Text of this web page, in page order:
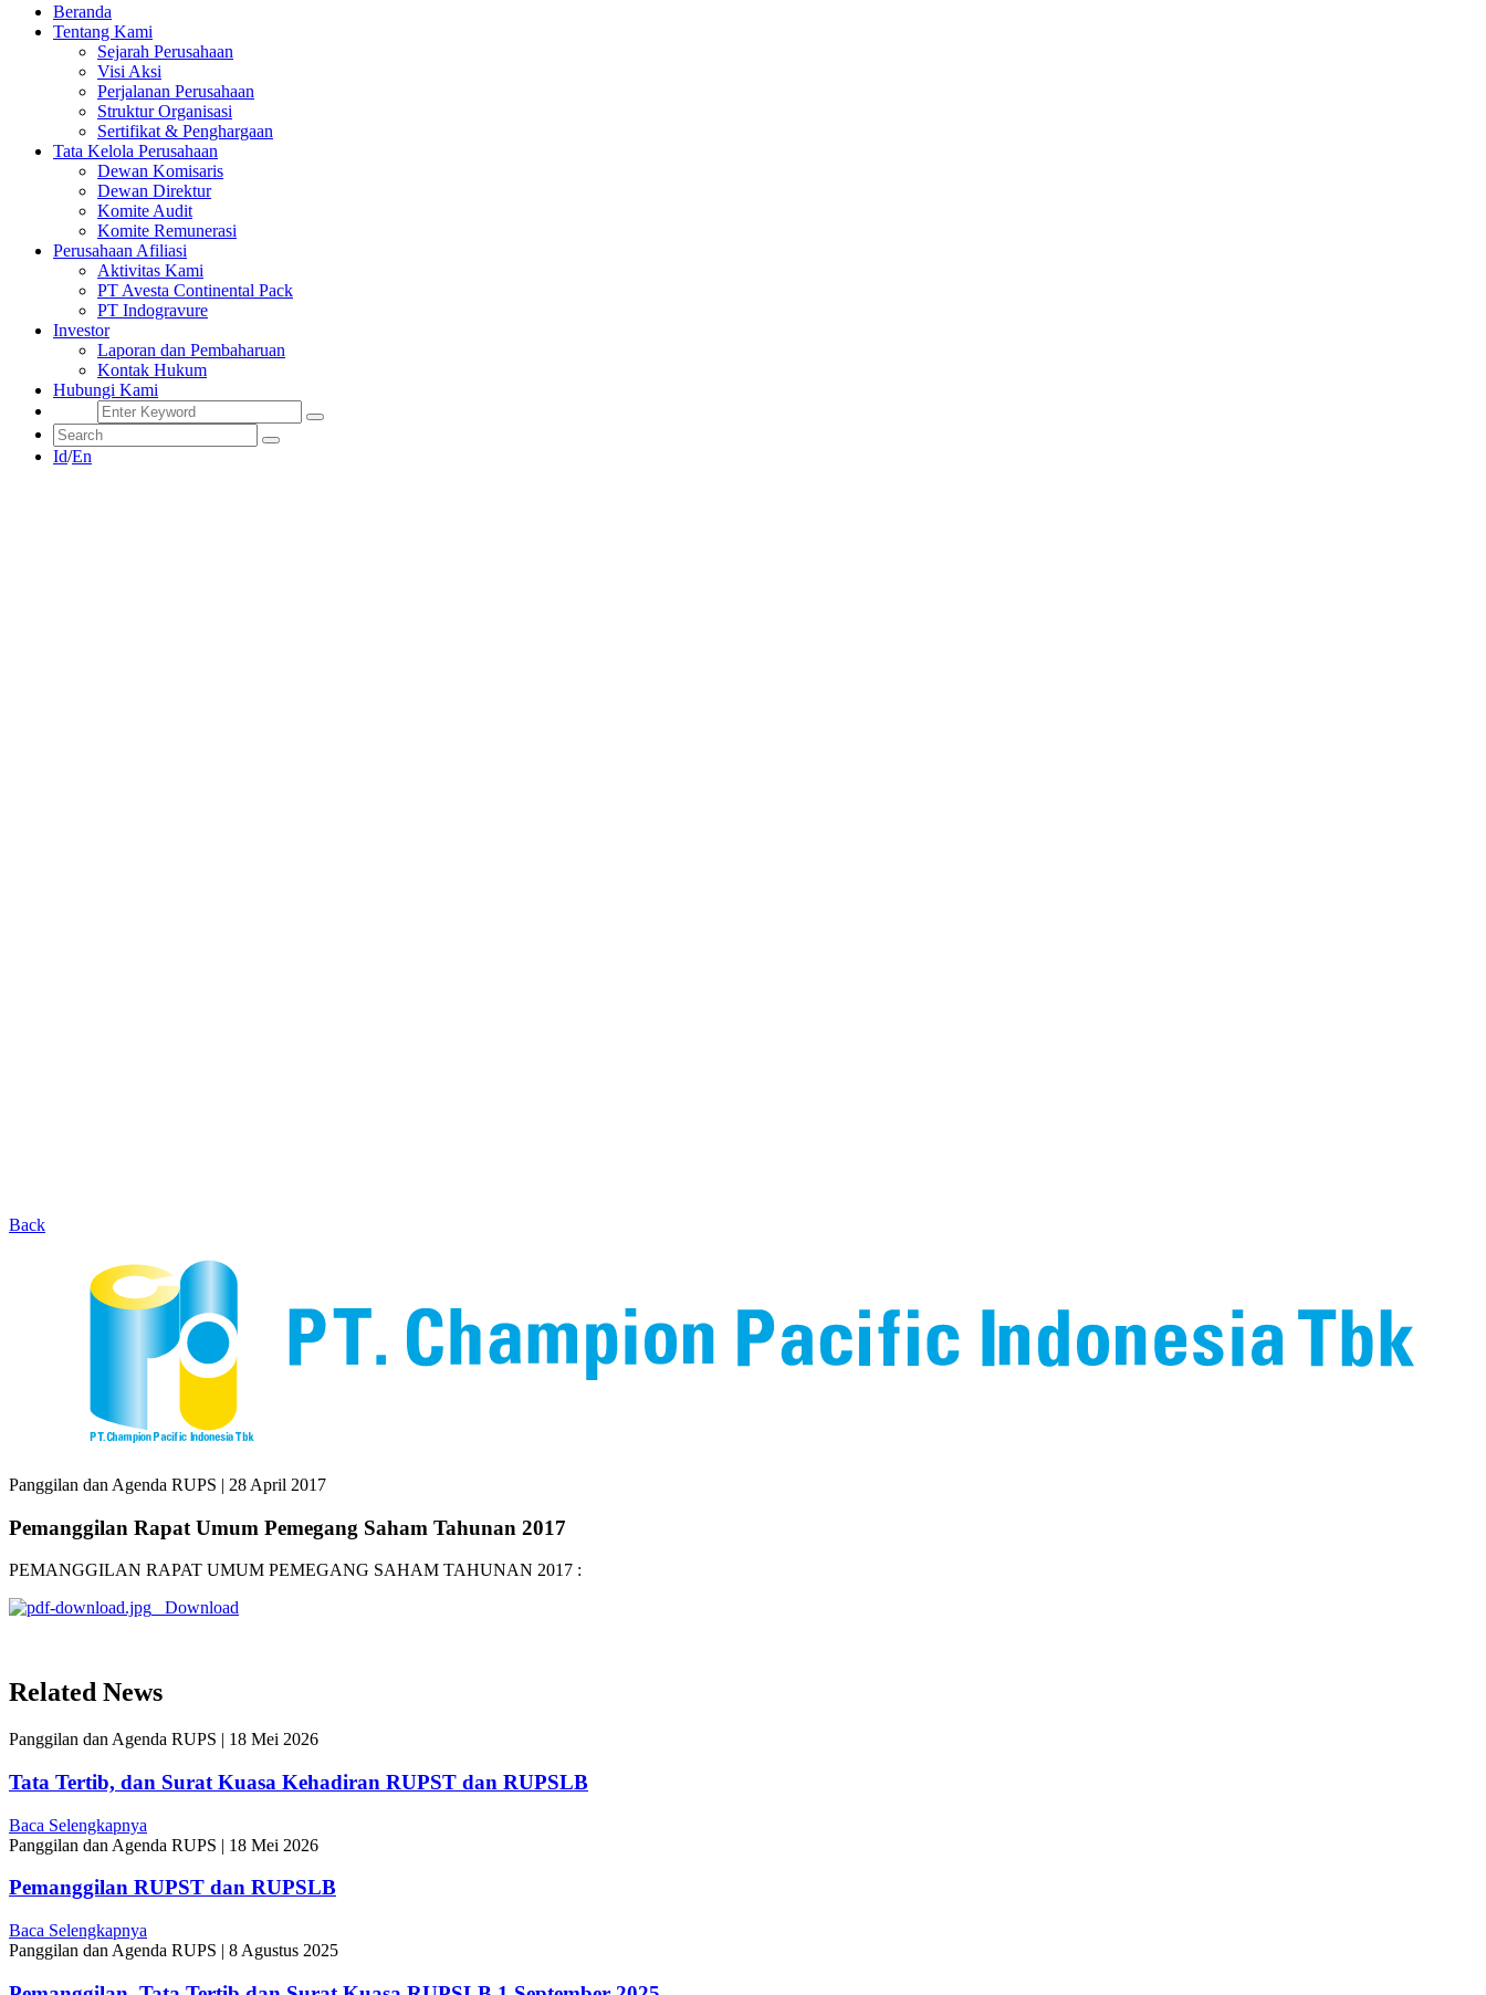
Beranda
Tentang Kami
Sejarah Perusahaan
Visi Aksi
Perjalanan Perusahaan
Struktur Organisasi
Sertifikat & Penghargaan
Tata Kelola Perusahaan
Dewan Komisaris
Dewan Direktur
Komite Audit
Komite Remunerasi
Perusahaan Afiliasi
Aktivitas Kami
PT Avesta Continental Pack
PT Indogravure
Investor
Laporan dan Pembaharuan
Kontak Hukum
Hubungi Kami
Id/En
Back
Panggilan dan Agenda RUPS | 28 April 2017
Pemanggilan Rapat Umum Pemegang Saham Tahunan 2017
PEMANGGILAN RAPAT UMUM PEMEGANG SAHAM TAHUNAN 2017 :
Download
Related News
Panggilan dan Agenda RUPS | 18 Mei 2026
Tata Tertib, dan Surat Kuasa Kehadiran RUPST dan RUPSLB
Baca Selengkapnya
Panggilan dan Agenda RUPS | 18 Mei 2026
Pemanggilan RUPST dan RUPSLB
Baca Selengkapnya
Panggilan dan Agenda RUPS | 8 Agustus 2025